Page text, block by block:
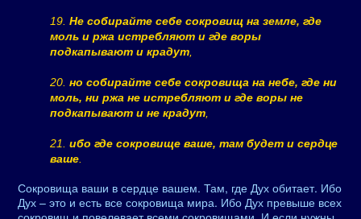
19. Не собирайте себе сокровищ на земле, где
моль и ржа истребляют и где воры
подкапывают и крадут
20. но собирайте себе сокровища на небе, где ни
моль, ни ржа не истребляют и где воры не
подкапывают и не крадут
21. ибо где сокровище ваше, там будет и сердце
ваше
Сокровища ваши в сердце вашем. Там, где Дух обитает. Ибо
Дух – это и есть все сокровища мира. Ибо Дух превыше всех